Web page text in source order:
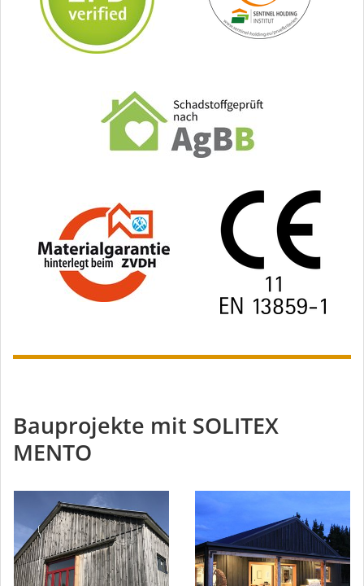
Bauprojekte mit SOLITEX
MENTO